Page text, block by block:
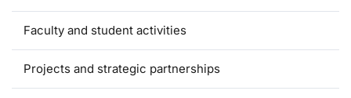
Faculty and student activities
Projects and strategic partnerships